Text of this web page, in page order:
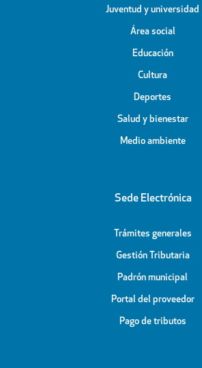
Juventud y universidad
Área social
Educación
Cultura
Deportes
Salud y bienestar
Medio ambiente
Sede Electrónica
Trámites generales
Gestión Tributaria
Padrón municipal
Portal del proveedor
Pago de tributos